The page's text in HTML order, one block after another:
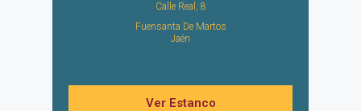
Calle Real, 8
Fuensanta De Martos
Jaén
Ver Estanco